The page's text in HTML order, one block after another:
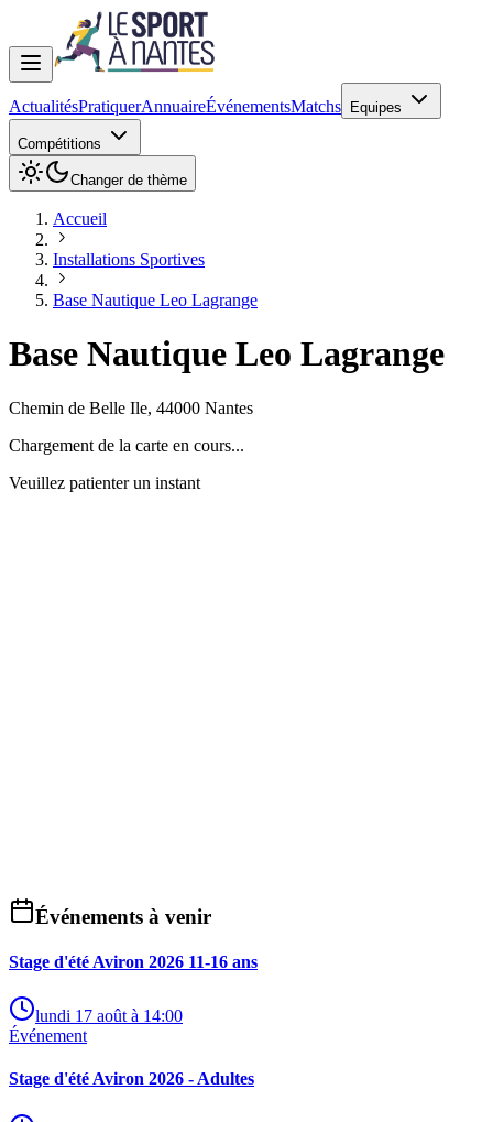
ActualitésPratiquerAnnuaireÉvénementsMatchs Equipes
Compétitions
Changer de thème
Accueil
Installations Sportives
Base Nautique Leo Lagrange
Base Nautique Leo Lagrange
Chemin de Belle Ile, 44000 Nantes
Chargement de la carte en cours...
Veuillez patienter un instant
Événements à venir
Stage d'été Aviron 2026 11-16 ans
lundi 17 août à 14:00
Événement
Stage d'été Aviron 2026 - Adultes